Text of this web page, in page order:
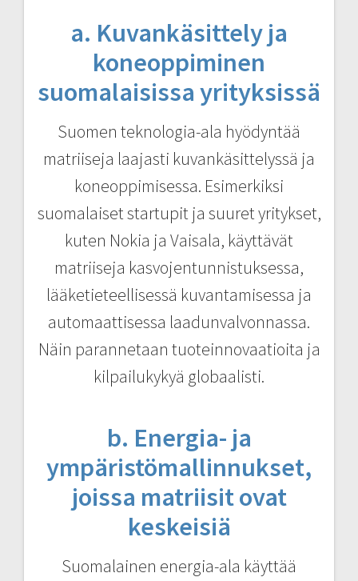
a. Kuvankäsittely ja
koneoppiminen
suomalaisissa yrityksissä
Suomen teknologia-ala hyödyntää
matriiseja laajasti kuvankäsittelyssä ja
koneoppimisessa. Esimerkiksi
suomalaiset startupit ja suuret yritykset,
kuten Nokia ja Vaisala, käyttävät
matriiseja kasvojentunnistuksessa,
lääketieteellisessä kuvantamisessa ja
automaattisessa laadunvalvonnassa.
Näin parannetaan tuoteinnovaatioita ja
kilpailukykyä globaalisti.
b. Energia- ja
ympäristömallinnukset,
joissa matriisit ovat
keskeisiä
Suomalainen energia-ala käyttää